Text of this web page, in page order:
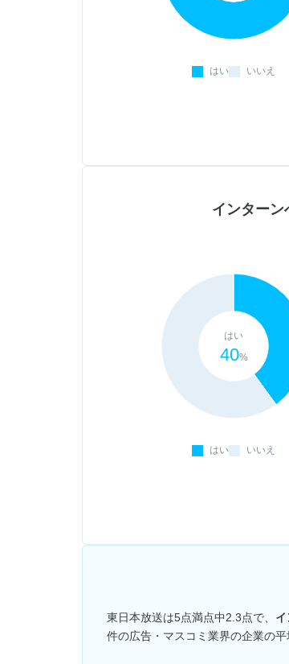
はい いいえ
インターン
はい
40%
はい いいえ
東日本放送は5点満点中2.3点で、
件の広告・マスコミ業界の企業の